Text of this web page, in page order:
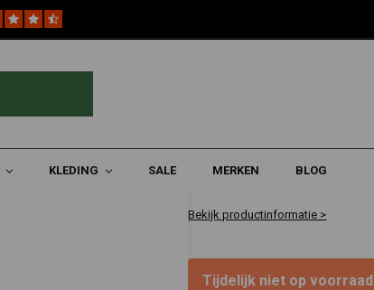
KLEDING SALE MERKEN BLOG
€52,95
Bekijk productinformatie >
Tijdelijk niet op voorraad